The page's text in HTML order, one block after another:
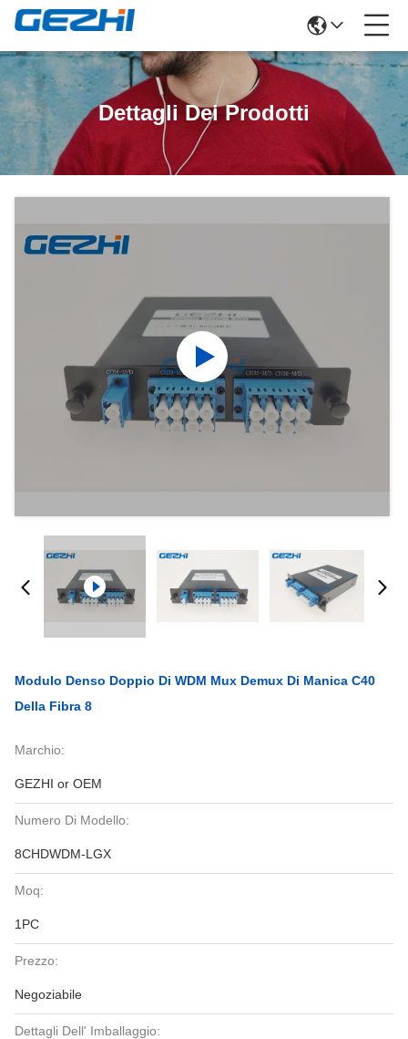
Dettagli Dei Prodotti
Modulo Denso Doppio Di WDM Mux Demux Di Manica C40
Della Fibra 8
Marchio:
GEZHI or OEM
Numero Di Modello:
8CHDWDM-LGX
Moq:
1PC
Prezzo:
Negoziabile
Dettagli Dell' Imballaggio: